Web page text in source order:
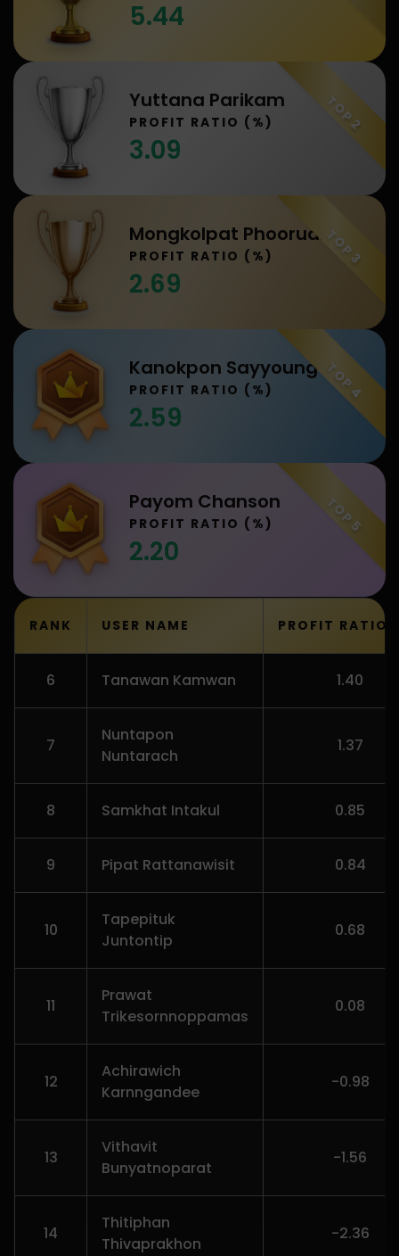
5.44
Yuttana Parikam
PROFIT RATIO (%)
3.09
TOP 2
PROFIT RATIO (%)
2.69
TOP 3
Kanokpon Sayyoung
PROFIT RATIO (%)
2.59
TOP 4
Payom Chanson
PROFIT RATIO (%)
2.20
TOP 5
RANK USER NAME PROFIT RATIO
6 Tanawan Kamwan 1.40
7
Nuntapon
Nuntarach
1.37
8 Samkhat Intakul 0.85
9 Pipat Rattanawisit 0.84
10
Tapepituk
Juntontip
0.68
11
Prawat
Trikesornnoppamas
0.08
12
Achirawich
Karnngandee
-0.98
13
Vithavit
Bunyatnoparat
-1.56
14
Thitiphan
Thivaprakhon
-2.36